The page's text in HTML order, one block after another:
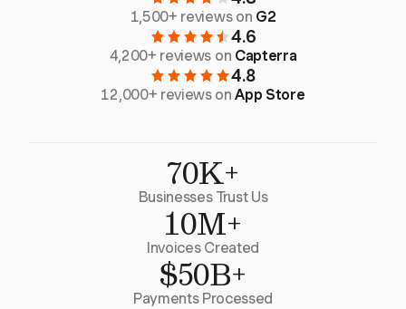
1,500+ reviews on G2
4.6
4,200+ reviews on Capterra
4.8
12,000+ reviews onApp Store
70K+
Businesses Trust Us
10M+
Invoices Created
$50B+
Payments Processed